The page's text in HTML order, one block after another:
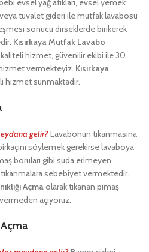
evsel yağ atıkları, evsel yemek
veya tuvalet gideri ile mutfak lavabosu
sonucu dirseklerde birikerek
Kısırkaya Mutfak Lavabo
hizmet, güvenilir ekibi ile 30
hizmet vermekteyiz. Kısırkaya
hizmet sunmaktadır.
gelir?Lavabonun tıkanmasına
söylemek gerekirse lavaboya
boruları gibi suda erimeyen
sebebiyet vermektedir.
Açmaolarak tıkanan pimaş
vermeden açıyoruz.
Açma